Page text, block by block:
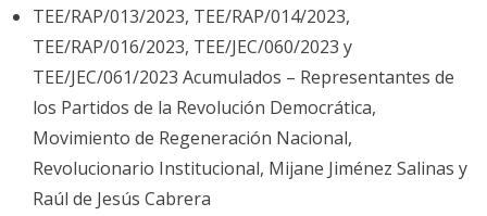
TEE/RAP/013/2023, TEE/RAP/014/2023,
TEE/RAP/016/2023, TEE/JEC/060/2023 y
TEE/JEC/061/2023 Acumulados – Representantes de
los Partidos de la Revolución Democrática,
Movimiento de Regeneración Nacional,
Revolucionario Institucional, Mijane Jiménez Salinas y
Raúl de Jesús Cabrera